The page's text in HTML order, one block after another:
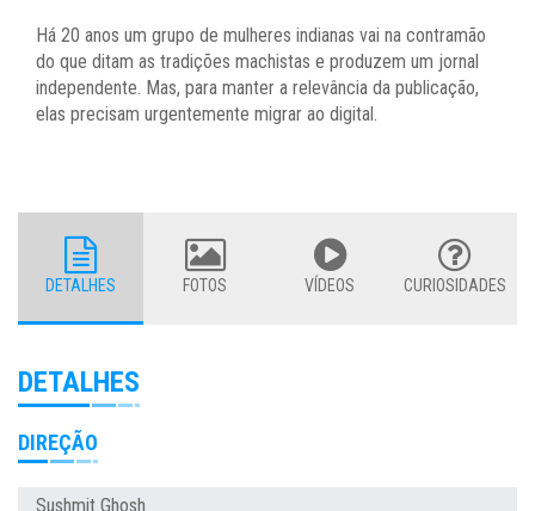
Há 20 anos um grupo de mulheres indianas vai na contramão
do que ditam as tradições machistas e produzem um jornal
independente. Mas, para manter a relevância da publicação,
elas precisam urgentemente migrar ao digital.
DETALHES FOTOS VÍDEOS CURIOSIDADES
DETALHES
DIREÇÃO
Sushmit Ghosh